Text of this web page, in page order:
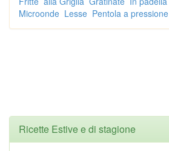
Microonde Lesse Pentola a pressione
Ricette Estive e di stagione